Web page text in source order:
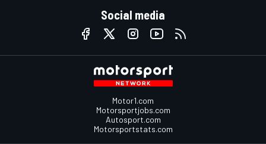
Social media
Motor1.com
Motorsportjobs.com
Autosport.com
Motorsportstats.com